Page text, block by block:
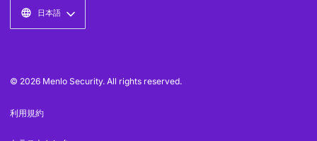
日本語
© 2026 Menlo Security. All rights reserved.
利用規約